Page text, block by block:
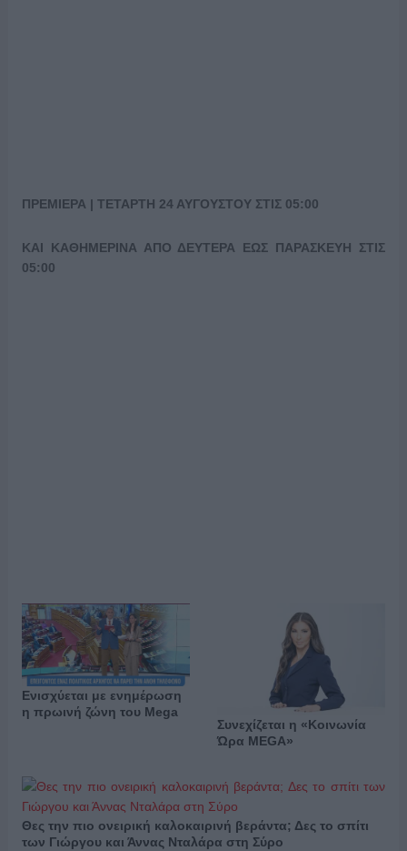
ΠΡΕΜΙΕΡΑ | ΤΕΤΑΡΤΗ 24 ΑΥΓΟΥΣΤΟΥ ΣΤΙΣ 05:00
ΚΑΙ ΚΑΘΗΜΕΡΙΝΑ ΑΠΟ ΔΕΥΤΕΡΑ ΕΩΣ ΠΑΡΑΣΚΕΥΗ ΣΤΙΣ
05:00
Ενισχύεται με ενημέρωση
η πρωινή ζώνη του Mega
Συνεχίζεται η «Κοινωνία
Ώρα MEGA»
Θες την πιο ονειρική καλοκαιρινή βεράντα; Δες το σπίτι
των Γιώργου και Άννας Νταλάρα στη Σύρο